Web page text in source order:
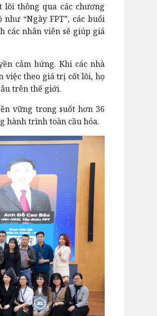
thông qua các chương
“Ngày FPT”, các buổi
các nhân viên sẽ giúp giá
cảm hứng. Khi các nhà
việc theo giá trị cốt lõi, họ
trên thế giới.
vững trong suốt hơn 36
hành trình toàn cầu hóa.